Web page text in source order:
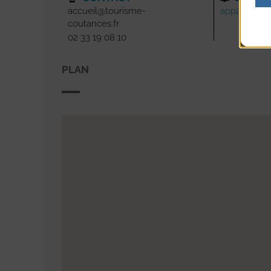
accueil@tourisme-
coutances.fr
02 33 19 08 10
app2r.org
PLAN